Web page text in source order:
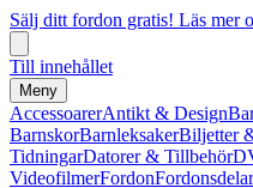
Sälj ditt fordon gratis! Läs mer
Till innehållet
Meny
AccessoarerAntikt & Design
BarnskorBarnleksakerBiljetter
TidningarDatorer & Tillbehör
VideofilmerFordon